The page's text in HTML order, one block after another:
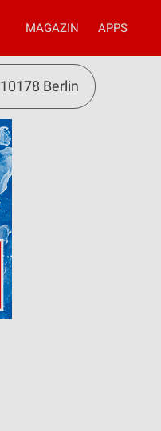
MAGAZIN APPS
10178 Berlin